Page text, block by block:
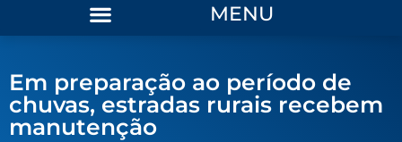
MENU
Em preparação ao período de
chuvas, estradas rurais recebem
manutenção